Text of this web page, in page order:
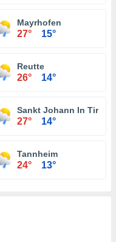
Mayrhofen
27° 15°
Reutte
26° 14°
Sankt Johann In Tirol
27° 14°
Tannheim
24° 13°